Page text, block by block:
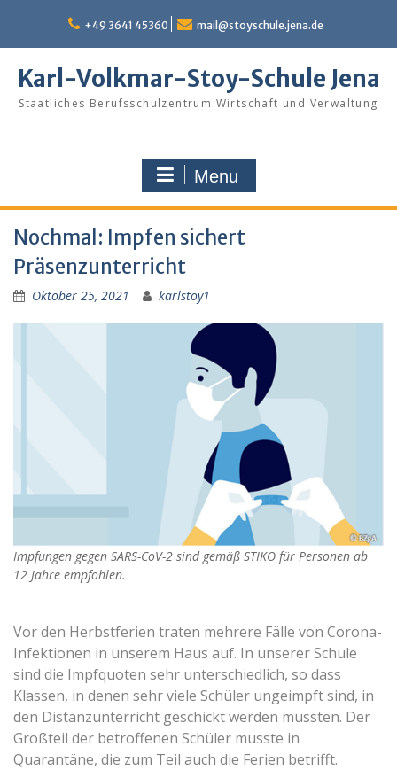
content
+49 3641 45360 mail@stoyschule.jena.de
Karl-Volkmar-Stoy-Schule Jena
Staatliches Berufsschulzentrum Wirtschaft und Verwaltung
Menu
Nochmal: Impfen sichert
Präsenzunterricht
Oktober 25, 2021 karlstoy1
Impfungen gegen SARS-CoV-2 sind gemäß STIKO für Personen ab
12 Jahre empfohlen.
Vor den Herbstferien traten mehrere Fälle von Corona-
Infektionen in unserem Haus auf. In unserer Schule
sind die Impfquoten sehr unterschiedlich, so dass
Klassen, in denen sehr viele Schüler ungeimpft sind, in
den Distanzunterricht geschickt werden mussten. Der
Großteil der betroffenen Schüler musste in
Quarantäne, die zum Teil auch die Ferien betrifft.